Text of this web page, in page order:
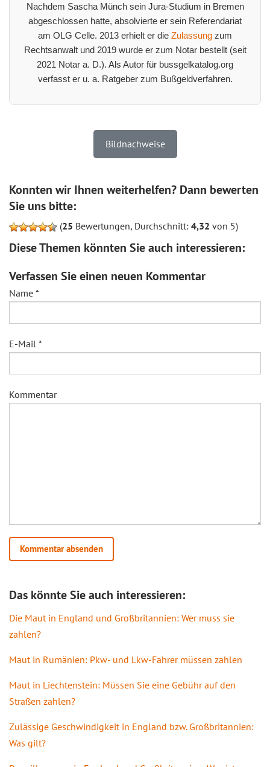
Nachdem Sascha Münch sein Jura-Studium in Bremen
abgeschlossen hatte, absolvierte er sein Referendariat
am OLG Celle. 2013 erhielt er die Zulassung zum
Rechtsanwalt und 2019 wurde er zum Notar bestellt (seit
2021 Notar a. D.). Als Autor für bussgelkatalog.org
verfasst er u. a. Ratgeber zum Bußgeldverfahren.
Bildnachweise
Konnten wir Ihnen weiterhelfen? Dann bewerten
Sie uns bitte:
(25 Bewertungen, Durchschnitt: 4,32 von 5)
Diese Themen könnten Sie auch interessieren:
Verfassen Sie einen neuen Kommentar
Name *
E-Mail *
Kommentar
Das könnte Sie auch interessieren:
Die Maut in England und Großbritannien: Wer muss sie
zahlen?
Maut in Rumänien: Pkw- und Lkw-Fahrer müssen zahlen
Maut in Liechtenstein: Müssen Sie eine Gebühr auf den
Straßen zahlen?
Zulässige Geschwindigkeit in England bzw. Großbritannien:
Was gilt?